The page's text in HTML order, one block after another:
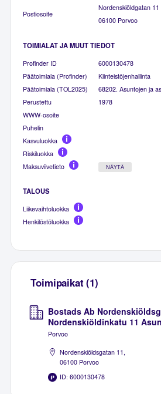
Postiosoite
Nordenskiöldgatan 11
06100 Porvoo
TOIMIALAT JA MUUT TIEDOT
Profinder ID
6000130478
Päätoimiala (Profinder)
Kiinteistöjenhallinta
Päätoimiala (TOL2025)
68202. Asuntojen ja
Perustettu
1978
WWW-osoite
Puhelin
Kasvuluokka
Riskiluokka
Maksuviivetieto
NÄYTÄ
TALOUS
Liikevaihtoluokka
Henkilöstöluokka
Toimipaikat (1)
Bostads Ab
Nordenskiöldinkatu 11
Porvoo
Nordenskiöldsgatan 11,
06100 Porvoo
ID: 6000130478